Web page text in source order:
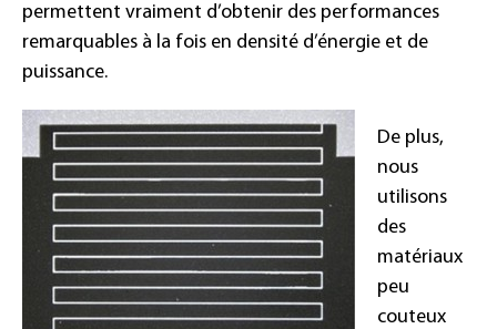
permettent vraiment d’obtenir des performances
remarquables à la fois en densité d’énergie et de
puissance.
De plus,
nous
utilisons
des
matériaux
peu
couteux